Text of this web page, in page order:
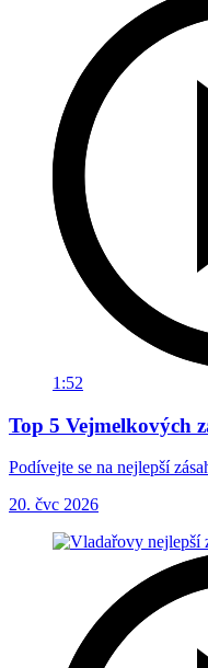
1:52
Top 5 Vejmelkových
Podívejte se na nejlepší
20. čvc 2026